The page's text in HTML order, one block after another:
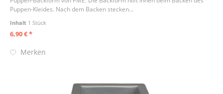
Puppen-Kleides. Nach dem Backen stecken...
Inhalt 1 Stück
6,90 € *
Merken